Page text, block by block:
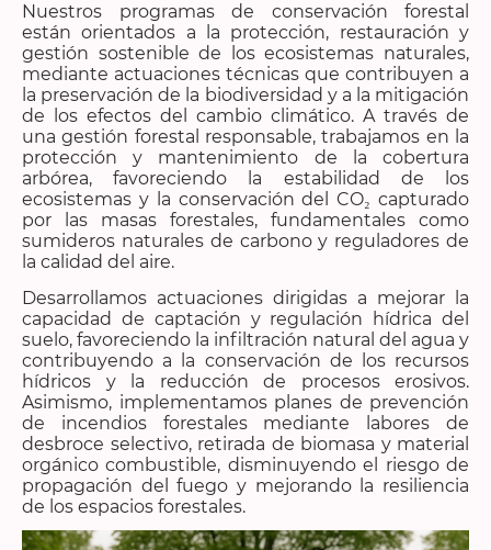
Nuestros programas de conservación forestal
están orientados a la protección, restauración y
gestión sostenible de los ecosistemas naturales,
mediante actuaciones técnicas que contribuyen a
la preservación de la biodiversidad y a la mitigación
de los efectos del cambio climático. A través de
una gestión forestal responsable, trabajamos en la
protección y mantenimiento de la cobertura
arbórea, favoreciendo la estabilidad de los
ecosistemas y la conservación del CO₂ capturado
por las masas forestales, fundamentales como
sumideros naturales de carbono y reguladores de
la calidad del aire.
Desarrollamos actuaciones dirigidas a mejorar la
capacidad de captación y regulación hídrica del
suelo, favoreciendo la infiltración natural del agua y
contribuyendo a la conservación de los recursos
hídricos y la reducción de procesos erosivos.
Asimismo, implementamos planes de prevención
de incendios forestales mediante labores de
desbroce selectivo, retirada de biomasa y material
orgánico combustible, disminuyendo el riesgo de
propagación del fuego y mejorando la resiliencia
de los espacios forestales.